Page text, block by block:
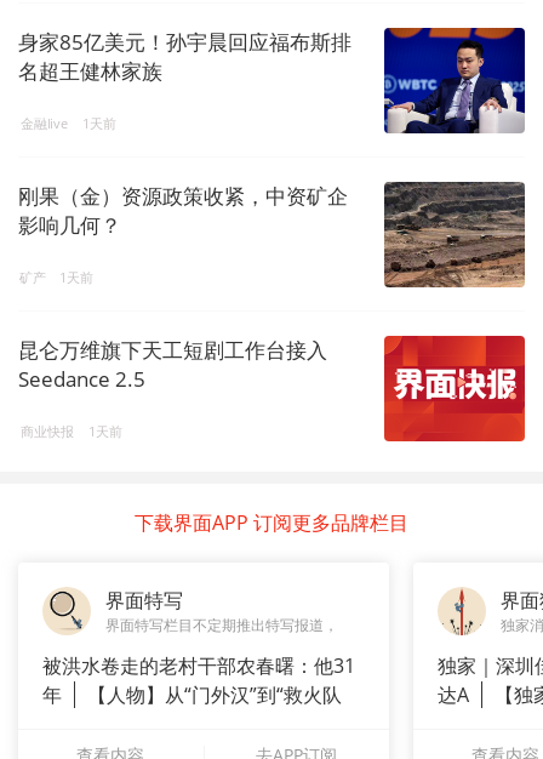
身家85亿美元！孙宇晨回应福布斯排
名超王健林家族
金融live 1天前
刚果（金）资源政策收紧，中资矿企
影响几何？
矿产 1天前
昆仑万维旗下天工短剧工作台接入
Seedance 2.5
商业快报 1天前
下载界面APP 订阅更多品牌栏目
界面特写
界面特写栏目不定期推出特写报道，
被洪水卷走的老村干部农春曙：他31
年
【人物】从“门外汉”到“救火队
界
独家
独家｜深圳
达A
【